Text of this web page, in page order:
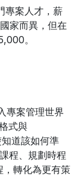
專案人才，薪
家而異，但在
。
專案管理世界
式與
道該如何準
程、規劃時程
，轉化為更有策